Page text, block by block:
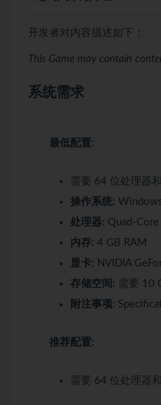
开发者对内容描述如下：
This Game may contain
系统需求
最低配置:
需要 64 位处理器
操作系统:
处理器: Quad-
内存: 4 GB RAM
显卡: NVIDIA
存储空间: 需要 10
附注事项:
推荐配置:
需要 64 位处理器